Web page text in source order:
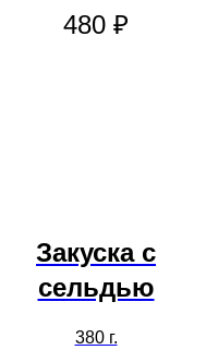
480 ₽
Закуска с
сельдью
380 г.